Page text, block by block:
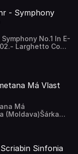
- Symphony
No.1 In E-
Larghetto Con
SLOVAK
Alfred
Má Vlast
Má
(Moldava)Šárka
Bohemia's
(Sacred
Sinfonia